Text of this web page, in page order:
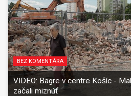
BEZ KOMENTÁRA
VIDEO: Bagre v centre Košíc -
začali miznúť